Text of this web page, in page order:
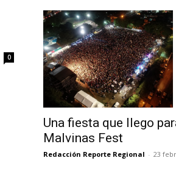
0
Una fiesta que llego
Malvinas Fest
Redacción Reporte Regional - 23